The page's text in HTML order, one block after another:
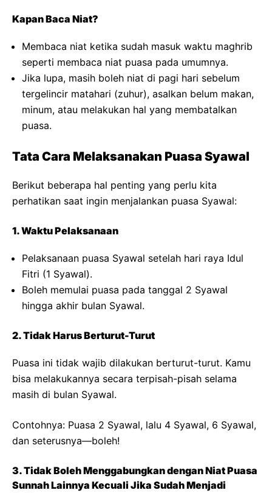
Kapan Baca Niat?
Membaca niat ketika sudah masuk waktu maghrib
seperti membaca niat puasa pada umumnya.
Jika lupa, masih boleh niat di pagi hari sebelum
tergelincir matahari (zuhur), asalkan belum makan,
minum, atau melakukan hal yang membatalkan
puasa.
Tata Cara Melaksanakan Puasa Syawal
Berikut beberapa hal penting yang perlu kita
perhatikan saat ingin menjalankan puasa Syawal:
1. Waktu Pelaksanaan
Pelaksanaan puasa Syawal setelah hari raya Idul
Fitri (1 Syawal).
Boleh memulai puasa pada tanggal 2 Syawal
hingga akhir bulan Syawal.
2. Tidak Harus Berturut-Turut
Puasa ini tidak wajib dilakukan berturut-turut. Kamu
bisa melakukannya secara terpisah-pisah selama
masih di bulan Syawal.
Contohnya: Puasa 2 Syawal, lalu 4 Syawal, 6 Syawal,
dan seterusnya—boleh!
3. Tidak Boleh Menggabungkan dengan Niat Puasa
Sunnah Lainnya Kecuali Jika Sudah Menjadi